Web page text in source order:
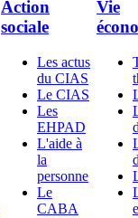
Action
sociale
Les actus
du CIAS
Le CIAS
Les
EHPAD
L'aide à
la
personne
Le
CABA
Vie